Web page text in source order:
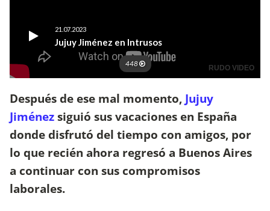
Después de ese mal momento, Jujuy
Jiménezsiguió sus vacaciones en España
donde disfrutó del tiempo con amigos, por
lo que recién ahora regresó a Buenos Aires
a continuar con sus compromisos
laborales.